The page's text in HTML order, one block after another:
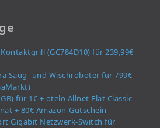
(GC784D10) für 239,99€
Saug- und Wischroboter für 799€ –
für 1€ + otelo Allnet Flat Classic
+ 80€ Amazon-Gutschein
Gigabit Netzwerk-Switch für